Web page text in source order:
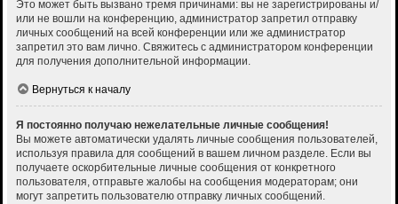
Это может быть вызвано тремя причинами: вы не зарегистрированы и/
или не вошли на конференцию, администратор запретил отправку
личных сообщений на всей конференции или же администратор
запретил это вам лично. Свяжитесь с администратором конференции
для получения дополнительной информации.
Вернуться к началу
Я постоянно получаю нежелательные личные сообщения!
Вы можете автоматически удалять личные сообщения пользователей,
используя правила для сообщений в вашем личном разделе. Если вы
получаете оскорбительные личные сообщения от конкретного
пользователя, отправьте жалобы на сообщения модераторам; они
могут запретить пользователю отправку личных сообщений.